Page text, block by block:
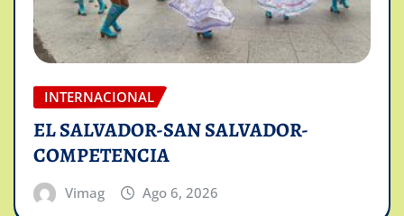
INTERNACIONAL
EL SALVADOR-SAN SALVADOR-
COMPETENCIA
Vimag Ago 6, 2026